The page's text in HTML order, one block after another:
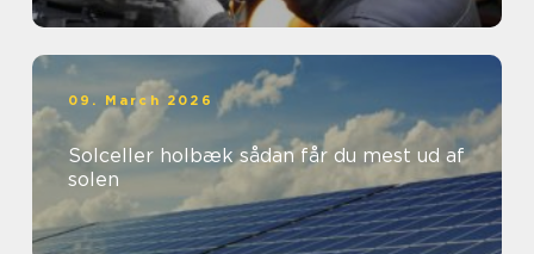
09. March 2026
Solceller holbæk sådan får du mest ud af
solen